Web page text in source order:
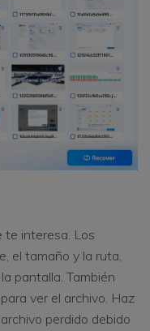
te interesa. Los
el tamaño y la ruta,
pantalla. También
ver el archivo. Haz
perdido debido